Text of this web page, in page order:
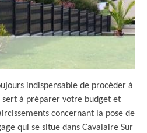
indispensable de procéder à
sert à préparer votre budget et
concernant la pose de
qui se situe dans Cavalaire Sur